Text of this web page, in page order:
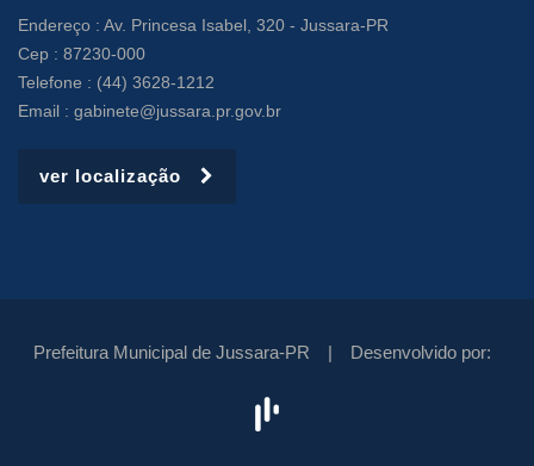
Endereço : Av. Princesa Isabel, 320 - Jussara-PR
Cep : 87230-000
Telefone : (44) 3628-1212
Email : gabinete@jussara.pr.gov.br
ver localização
Prefeitura Municipal de Jussara-PR | Desenvolvido por: